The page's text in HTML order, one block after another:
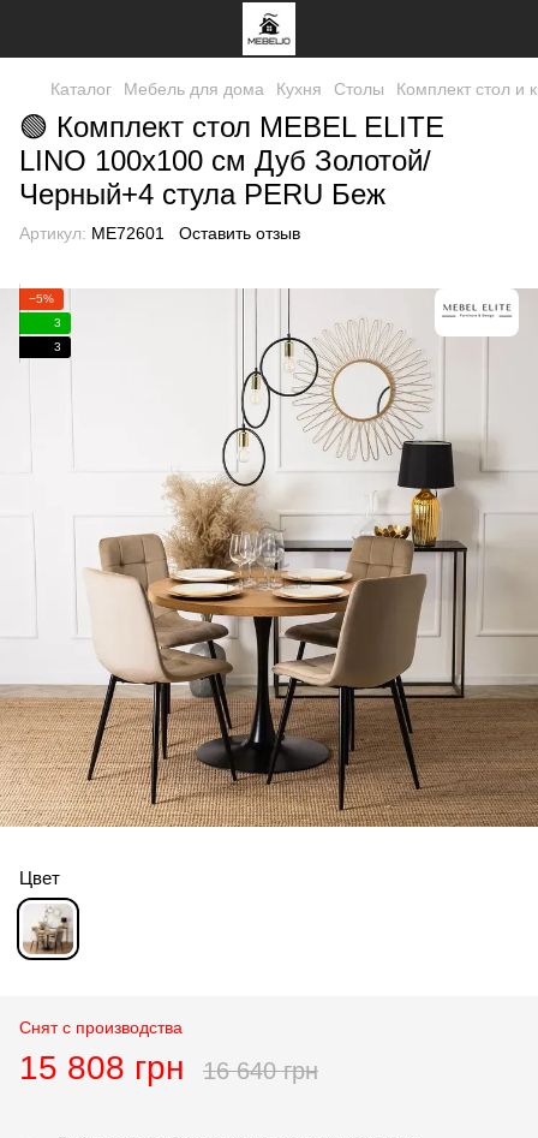
Каталог Мебель для дома Кухня Столы Комплект стол и
🟢 Комплект стол MEBEL ELITE
LINO 100х100 см Дуб Золотой/
Черный+4 стула PERU Беж
Артикул: ME72601 Оставить отзыв
−5%
3
3
Цвет
Снят с производства
15 808 грн 16 640 грн